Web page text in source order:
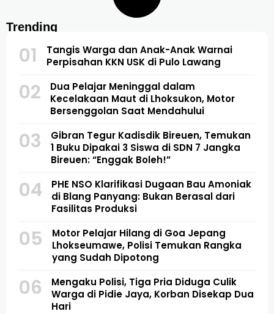
Trending
01
Tangis Warga dan Anak-Anak Warnai
Perpisahan KKN USK di Pulo Lawang
02
Dua Pelajar Meninggal dalam
Kecelakaan Maut di Lhoksukon, Motor
Bersenggolan Saat Mendahului
03
Gibran Tegur Kadisdik Bireuen, Temukan
1 Buku Dipakai 3 Siswa di SDN 7 Jangka
Bireuen: “Enggak Boleh!”
04
PHE NSO Klarifikasi Dugaan Bau Amoniak
di Blang Panyang: Bukan Berasal dari
Fasilitas Produksi
05
Motor Pelajar Hilang di Goa Jepang
Lhokseumawe, Polisi Temukan Rangka
yang Sudah Dipotong
06
Mengaku Polisi, Tiga Pria Diduga Culik
Warga di Pidie Jaya, Korban Disekap Dua
Hari